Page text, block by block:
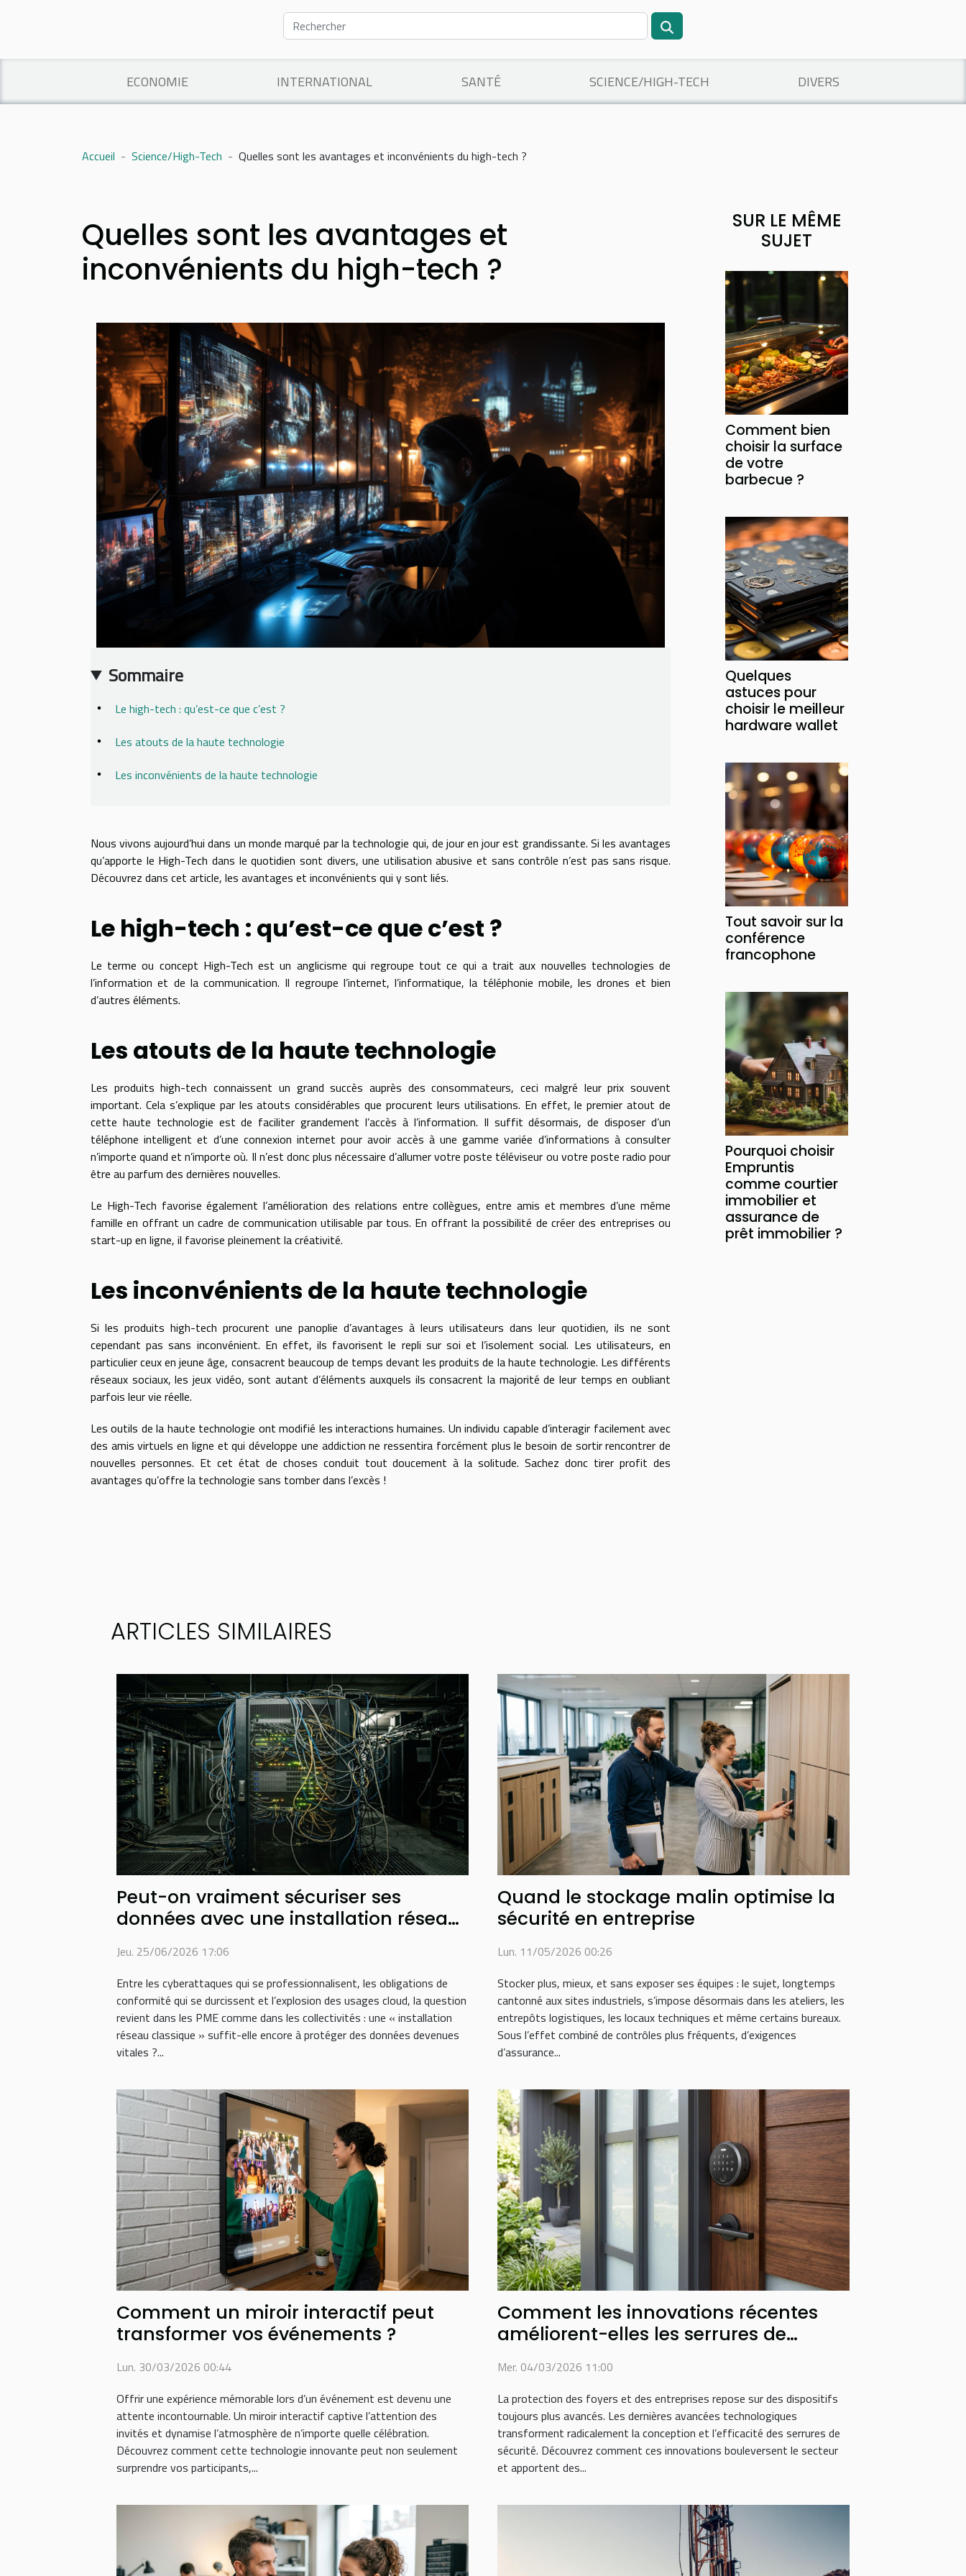
ECONOMIE INTERNATIONAL SANTÉ SCIENCE/HIGH-TECH DIVERS
Accueil Science/High-Tech Quelles sont les avantages et inconvénients du high-tech ?
Quelles sont les avantages et
inconvénients du high-tech ?
Sommaire
Le high-tech : qu’est-ce que c’est ?
Les atouts de la haute technologie
Les inconvénients de la haute technologie
Nous vivons aujourd’hui dans un monde marqué par la technologie qui, de jour en jour est grandissante. Si les avantages
qu’apporte le High-Tech dans le quotidien sont divers, une utilisation abusive et sans contrôle n’est pas sans risque.
Découvrez dans cet article, les avantages et inconvénients qui y sont liés.
Le high-tech : qu’est-ce que c’est ?
Le terme ou concept High-Tech est un anglicisme qui regroupe tout ce qui a trait aux nouvelles technologies de
l’information et de la communication. Il regroupe l’internet, l’informatique, la téléphonie mobile, les drones et bien
d’autres éléments.
Les atouts de la haute technologie
Les produits high-tech connaissent un grand succès auprès des consommateurs, ceci malgré leur prix souvent
important. Cela s’explique par les atouts considérables que procurent leurs utilisations. En effet, le premier atout de
cette haute technologie est de faciliter grandement l’accès à l’information. Il suffit désormais, de disposer d’un
téléphone intelligent et d’une connexion internet pour avoir accès à une gamme variée d’informations à consulter
n’importe quand et n’importe où. Il n’est donc plus nécessaire d’allumer votre poste téléviseur ou votre poste radio pour
être au parfum des dernières nouvelles.
Le High-Tech favorise également l’amélioration des relations entre collègues, entre amis et membres d’une même
famille en offrant un cadre de communication utilisable par tous. En offrant la possibilité de créer des entreprises ou
start-up en ligne, il favorise pleinement la créativité.
Les inconvénients de la haute technologie
Si les produits high-tech procurent une panoplie d’avantages à leurs utilisateurs dans leur quotidien, ils ne sont
cependant pas sans inconvénient. En effet, ils favorisent le repli sur soi et l’isolement social. Les utilisateurs, en
particulier ceux en jeune âge, consacrent beaucoup de temps devant les produits de la haute technologie. Les différents
réseaux sociaux, les jeux vidéo, sont autant d’éléments auxquels ils consacrent la majorité de leur temps en oubliant
parfois leur vie réelle.
Les outils de la haute technologie ont modifié les interactions humaines. Un individu capable d’interagir facilement avec
des amis virtuels en ligne et qui développe une addiction ne ressentira forcément plus le besoin de sortir rencontrer de
nouvelles personnes. Et cet état de choses conduit tout doucement à la solitude. Sachez donc tirer profit des
avantages qu’offre la technologie sans tomber dans l’excès !
SUR LE MÊME
SUJET
Comment bien
choisir la surface
de votre
barbecue ?
Quelques
astuces pour
choisir le meilleur
hardware wallet
Tout savoir sur la
conférence
francophone
Pourquoi choisir
Empruntis
comme courtier
immobilier et
assurance de
prêt immobilier ?
ARTICLES SIMILAIRES
Peut-on vraiment sécuriser ses
données avec une installation réseau
Jeu. 25/06/2026 17:06
Entre les cyberattaques qui se professionnalisent, les obligations de
conformité qui se durcissent et l’explosion des usages cloud, la question
revient dans les PME comme dans les collectivités : une « installation
réseau classique » suffit-elle encore à protéger des données devenues
vitales ?...
Quand le stockage malin optimise la
sécurité en entreprise
Lun. 11/05/2026 00:26
Stocker plus, mieux, et sans exposer ses équipes : le sujet, longtemps
cantonné aux sites industriels, s’impose désormais dans les ateliers, les
entrepôts logistiques, les locaux techniques et même certains bureaux.
Sous l’effet combiné de contrôles plus fréquents, d’exigences
d’assurance...
Comment un miroir interactif peut
transformer vos événements ?
Lun. 30/03/2026 00:44
Offrir une expérience mémorable lors d’un événement est devenu une
attente incontournable. Un miroir interactif captive l’attention des
invités et dynamise l’atmosphère de n’importe quelle célébration.
Découvrez comment cette technologie innovante peut non seulement
surprendre vos participants,...
Comment les innovations récentes
améliorent-elles les serrures de
Mer. 04/03/2026 11:00
La protection des foyers et des entreprises repose sur des dispositifs
toujours plus avancés. Les dernières avancées technologiques
transforment radicalement la conception et l’efficacité des serrures de
sécurité. Découvrez comment ces innovations bouleversent le secteur
et apportent des...